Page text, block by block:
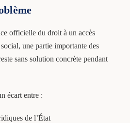
officielle du droit à un accès
une partie importante des
sans solution concrète pendant
écart entre :
de l’État